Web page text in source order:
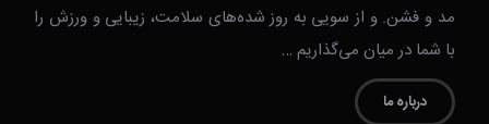
مد و فشن. و از سویی به روز شده‌های سلامت، زیبایی و ورزش را
با شما در میان می‌گذاریم …
درباره ما